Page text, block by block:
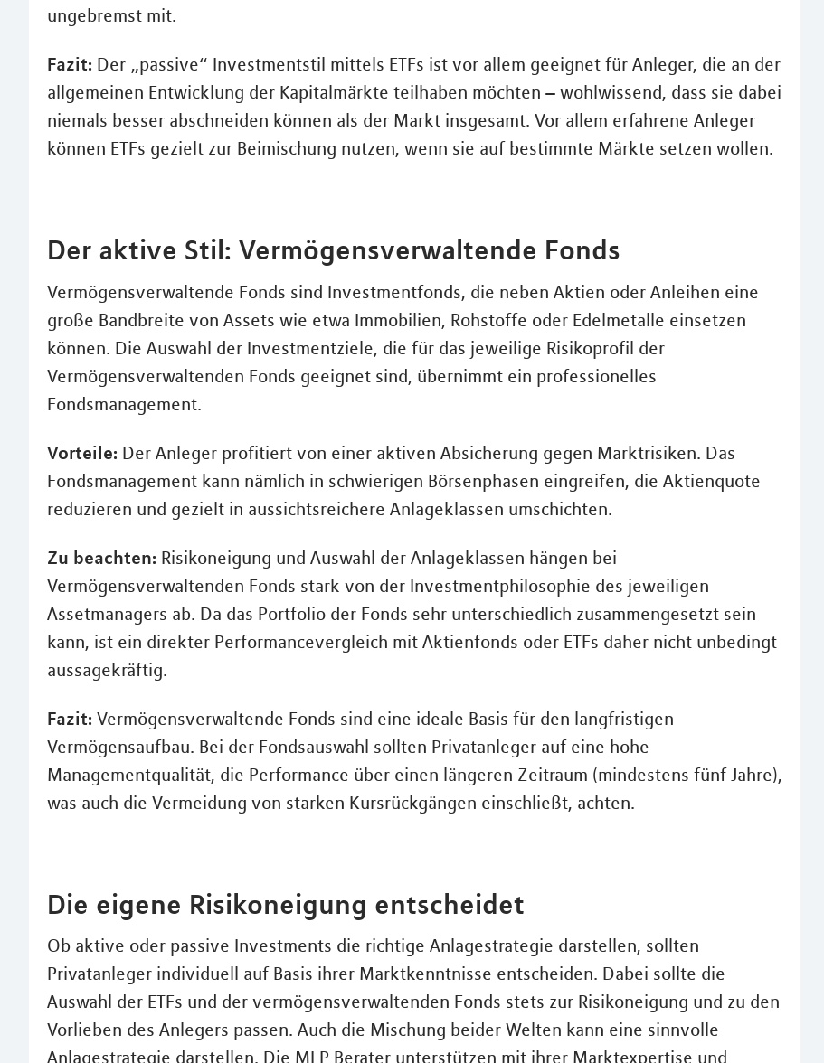
ungebremst mit.
Fazit: Der „passive“ Investmentstil mittels ETFs ist vor allem geeignet für Anleger, die an der
allgemeinen Entwicklung der Kapitalmärkte teilhaben möchten – wohlwissend, dass sie dabei
niemals besser abschneiden können als der Markt insgesamt. Vor allem erfahrene Anleger
können ETFs gezielt zur Beimischung nutzen, wenn sie auf bestimmte Märkte setzen wollen.
Der aktive Stil: Vermögensverwaltende Fonds
Vermögensverwaltende Fonds sind Investmentfonds, die neben Aktien oder Anleihen eine
große Bandbreite von Assets wie etwa Immobilien, Rohstoffe oder Edelmetalle einsetzen
können. Die Auswahl der Investmentziele, die für das jeweilige Risikoprofil der
Vermögensverwaltenden Fonds geeignet sind, übernimmt ein professionelles
Fondsmanagement.
Vorteile: Der Anleger profitiert von einer aktiven Absicherung gegen Marktrisiken. Das
Fondsmanagement kann nämlich in schwierigen Börsenphasen eingreifen, die Aktienquote
reduzieren und gezielt in aussichtsreichere Anlageklassen umschichten.
Zu beachten: Risikoneigung und Auswahl der Anlageklassen hängen bei
Vermögensverwaltenden Fonds stark von der Investmentphilosophie des jeweiligen
Assetmanagers ab. Da das Portfolio der Fonds sehr unterschiedlich zusammengesetzt sein
kann, ist ein direkter Performancevergleich mit Aktienfonds oder ETFs daher nicht unbedingt
aussagekräftig.
Fazit: Vermögensverwaltende Fonds sind eine ideale Basis für den langfristigen
Vermögensaufbau. Bei der Fondsauswahl sollten Privatanleger auf eine hohe
Managementqualität, die Performance über einen längeren Zeitraum (mindestens fünf Jahre),
was auch die Vermeidung von starken Kursrückgängen einschließt, achten.
Die eigene Risikoneigung entscheidet
Ob aktive oder passive Investments die richtige Anlagestrategie darstellen, sollten
Privatanleger individuell auf Basis ihrer Marktkenntnisse entscheiden. Dabei sollte die
Auswahl der ETFs und der vermögensverwaltenden Fonds stets zur Risikoneigung und zu den
Vorlieben des Anlegers passen. Auch die Mischung beider Welten kann eine sinnvolle
Anlagestrategie darstellen. Die MLP Berater unterstützen mit ihrer Marktexpertise und